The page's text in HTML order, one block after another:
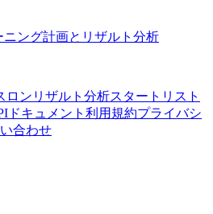
ング計画とリザルト分析
ロンリザルト分析スタートリスト
ドキュメント 利用規約プライバシ
合わせ